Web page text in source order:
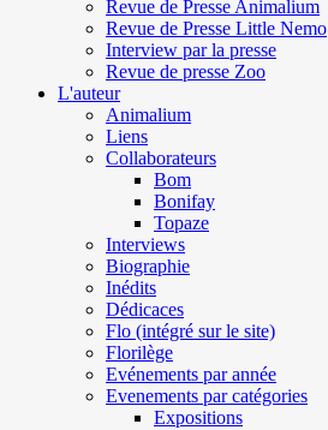
Revue de Presse Animalium
Revue de Presse Little Nemo
Interview par la presse
Revue de presse Zoo
L'auteur
Animalium
Liens
Collaborateurs
Bom
Bonifay
Topaze
Interviews
Biographie
Inédits
Dédicaces
Flo (intégré sur le site)
Florilège
Evénements par année
Evenements par catégories
Expositions